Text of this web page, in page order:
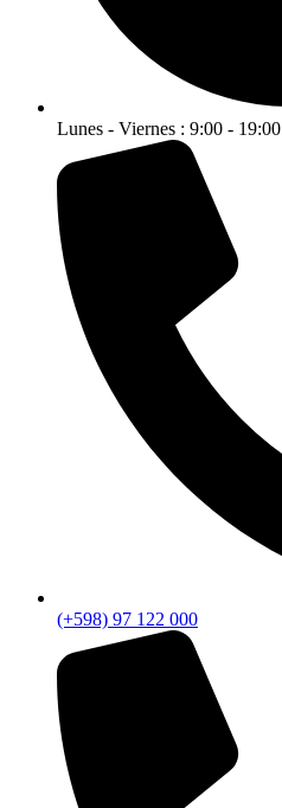
Lunes - Viernes : 9:00 - 19:00
(+598) 97 122 000